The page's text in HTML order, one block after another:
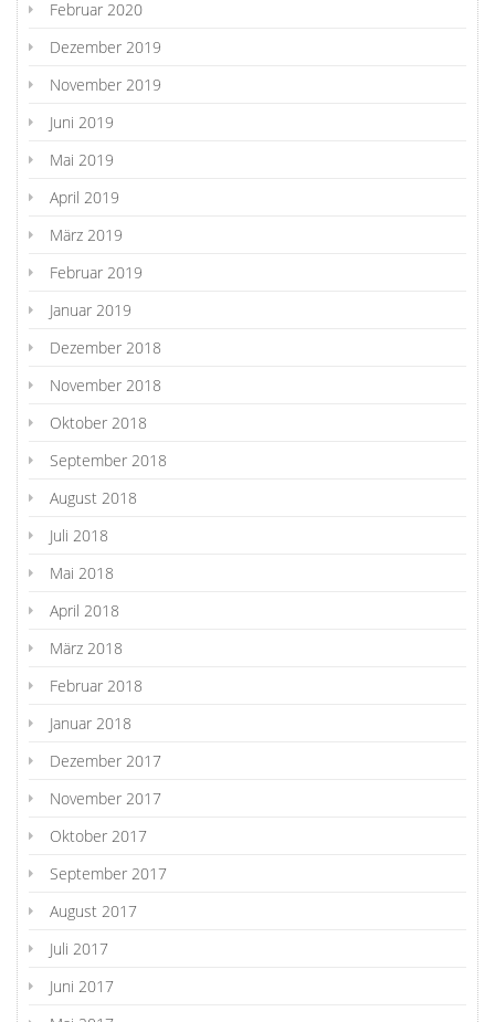
Februar 2020
Dezember 2019
November 2019
Juni 2019
Mai 2019
April 2019
März 2019
Februar 2019
Januar 2019
Dezember 2018
November 2018
Oktober 2018
September 2018
August 2018
Juli 2018
Mai 2018
April 2018
März 2018
Februar 2018
Januar 2018
Dezember 2017
November 2017
Oktober 2017
September 2017
August 2017
Juli 2017
Juni 2017